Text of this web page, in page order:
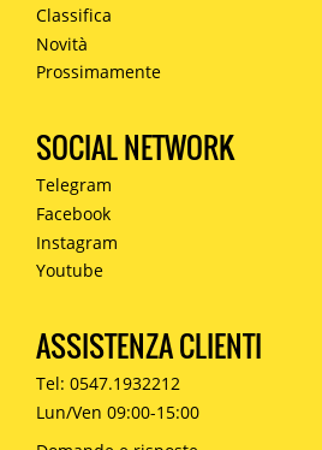
Classifica
Novità
Prossimamente
SOCIAL NETWORK
Telegram
Facebook
Instagram
Youtube
ASSISTENZA CLIENTI
Tel: 0547.1932212
Lun/Ven 09:00-15:00